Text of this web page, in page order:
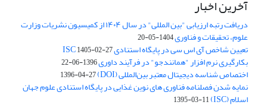
آخرین اخبار
دریافت رتبه ارزیابی "بین المللی" در سال ۱۴۰۴ از کمیسیون نشریات وزارت
علوم، تحقیقات و فناوری1404-05-20
تعیین شاخص آی اس سی در پایگاه استنادی ISC1405-02-27
بکارگیری نرم افزار "همانندجو" در فرآیند داوری1396-06-22
اختصاص شناسه دیجیتال معتبر بین‌المللی (DOI) 1396-04-27
نمایه شدن فصلنامه فناوری های نوین غذایی در پایگاه استنادی علوم جهان
اسلام (ISC) 1395-03-11